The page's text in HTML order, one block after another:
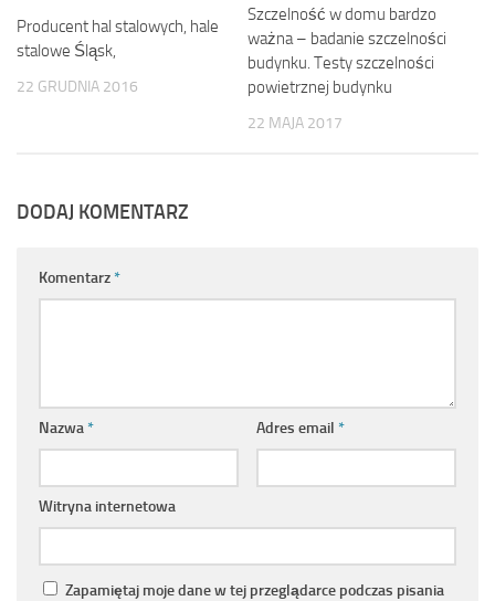
Producent hal stalowych, hale
stalowe Śląsk,
22 GRUDNIA 2016
Szczelność w domu bardzo
ważna – badanie szczelności
budynku. Testy szczelności
powietrznej budynku
22 MAJA 2017
DODAJ KOMENTARZ
Komentarz*
Nazwa* Adres email *
Witryna internetowa
Zapamiętaj moje dane w tej przeglądarce podczas pisania